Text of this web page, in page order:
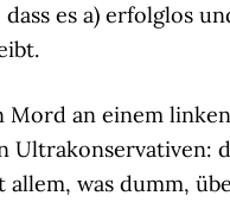
es a) erfolglos
Mord an einem
Ultrakonservativen:
allem, was dumm,